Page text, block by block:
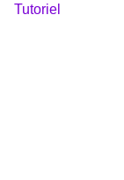
Tutoriel